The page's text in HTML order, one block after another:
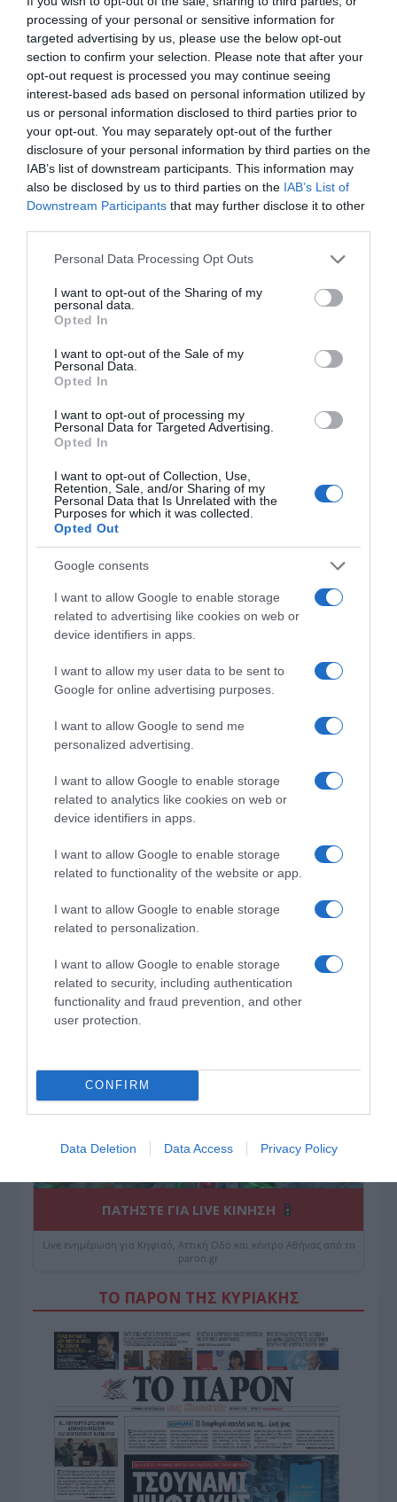
processing of your personal or sensitive information for
targeted advertising by us, please use the below opt-out
section to confirm your selection. Please note that after your
opt-out request is processed you may continue seeing
interest-based ads based on personal information utilized by
us or personal information disclosed to third parties prior to
your opt-out. You may separately opt-out of the further
disclosure of your personal information by third parties on the
IAB’s list of downstream participants. This information may
also be disclosed by us to third parties on the IAB’s List of
Downstream Participants that may further disclose it to other
Please note that this website/app uses one or more Google
not limited to your visit or usage behaviour. You may click to
grant or deny consent to Google and its third-party tags to
use your data for below specified purposes in below Google
consent section.
Personal Data Processing Opt Outs
I want to opt-out of the Sharing of my
personal data.
Opted In
I want to opt-out of the Sale of my
Personal Data.
Opted In
I want to opt-out of processing my
Personal Data for Targeted Advertising.
Opted In
I want to opt-out of Collection, Use,
Retention, Sale, and/or Sharing of my
Personal Data that Is Unrelated with the
Purposes for which it was collected.
Opted Out
Google consents
I want to allow Google to enable storage
related to advertising like cookies on web or
device identifiers in apps.
I want to allow my user data to be sent to
Google for online advertising purposes.
I want to allow Google to send me
personalized advertising.
I want to allow Google to enable storage
related to analytics like cookies on web or
device identifiers in apps.
I want to allow Google to enable storage
related to functionality of the website or app.
I want to allow Google to enable storage
related to personalization.
I want to allow Google to enable storage
related to security, including authentication
functionality and fraud prevention, and other
user protection.
CONFIRM
Data Deletion Data Access Privacy Policy
της Ζωής μας
Οι άνθρωποι, οι αυθεντικές ιστορίες,
το ελληνικό καλοκαίρι και ένας
πολιτισμός που μας ενώνει κάθε μέρα.
ΓΙΑ ΤΟ ΚΑΛΟΚΑΊΡΙ ΣΟΥ →
LIVE: Η Θεία Λειτουργία της Μεταμορφώσεως του
Ξύπνησαν, αλλά για τους λάθος λόγους…
Παναθηναϊκός – ΤΣΣΚΑ 1948 1-1: «Στραβοπάτημα»
στο ΟΑΚΑ
GSI: Στο έργο διασύνδεσης Ελλάδας-Κύπρου η
ΕΛ.Α.Σ Να μην πανηγυρίζει η κυβέρνηση για έργο
ολοκληρωθεί το έργο του καλωδίου;
Παναθηναϊκός – ΤΣΣΚΑ 1948 LIVE: Η τηλεοπτική
ΔΕΙΤΕ ΤΗΝ ΚΙΝΗΣΗ ΣΤΟΥΣ ΔΡΌΜΟΥΣ
Κίνηση Τώρα: Live Χάρτης Αθήνας
ΠΑΤΗΣΤΕ ΓΙΑ LIVE ΚΙΝΗΣΗ
Live ενημέρωση για Κηφισό, Αττική Οδό και κέντρο Αθήνας από το
paron.gr
ΤΟ ΠΑΡΟΝ ΤΗΣ ΚΥΡΙΑΚΗΣ